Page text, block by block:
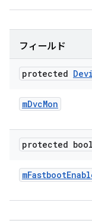
フィールド
protected
mDvcMon
protected
mFastboot